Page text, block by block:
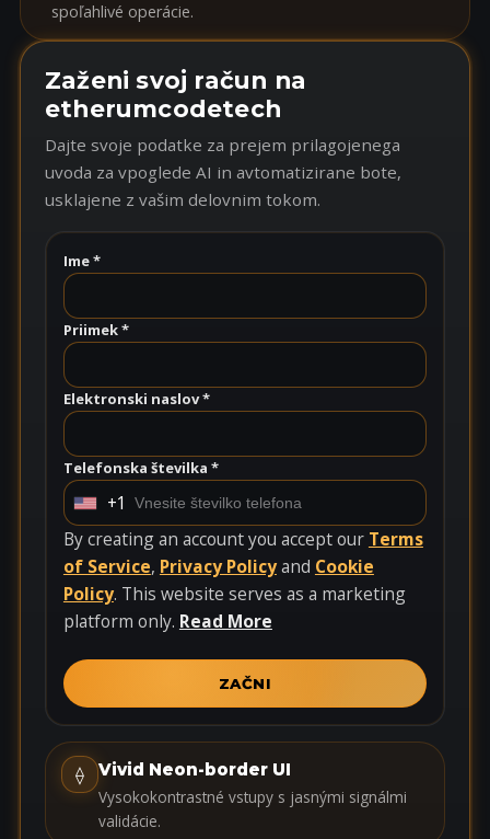
spoľahlivé operácie.
Zaženi svoj račun na
etherumcodetech
Dajte svoje podatke za prejem prilagojenega
uvoda za vpoglede AI in avtomatizirane bote,
usklajene z vašim delovnim tokom.
Ime *
Priimek *
Elektronski naslov *
Telefonska številka *
U
n
i
t
e
t
a
t
e
+1
By creating an account you accept our Terms
of Service, Privacy Policyand Cookie
Policy. This website serves as a marketing
platform only. Read More
ZAČNI
⟠
Vivid Neon-border UI
Vysokokontrastné vstupy s jasnými signálmi
validácie.